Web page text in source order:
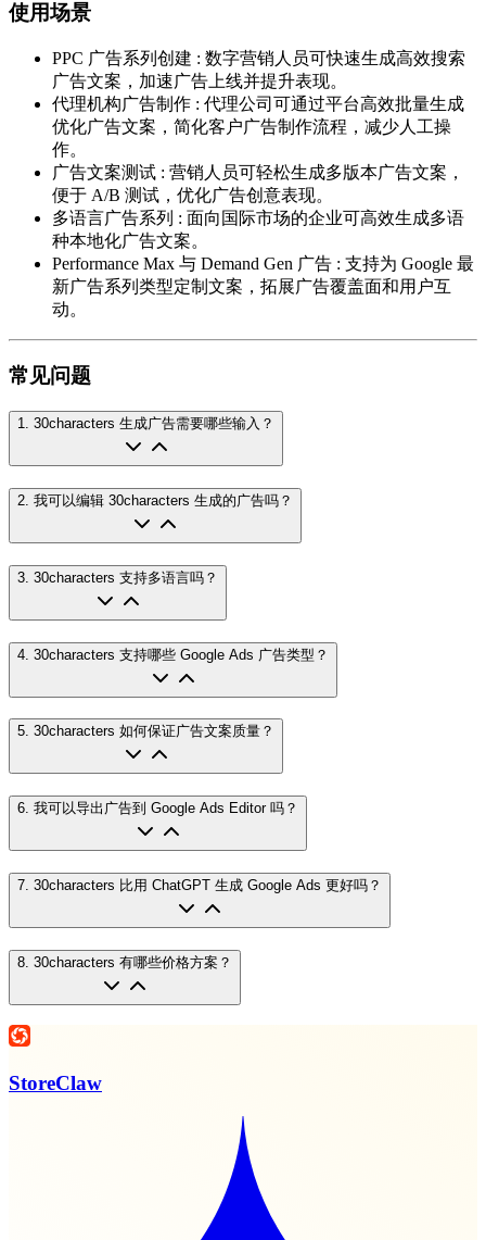
使用场景
PPC 广告系列创建 : 数字营销人员可快速生成高效搜索
广告文案，加速广告上线并提升表现。
代理机构广告制作 : 代理公司可通过平台高效批量生成
优化广告文案，简化客户广告制作流程，减少人工操
作。
广告文案测试 : 营销人员可轻松生成多版本广告文案，
便于 A/B 测试，优化广告创意表现。
多语言广告系列 : 面向国际市场的企业可高效生成多语
种本地化广告文案。
Performance Max 与 Demand Gen 广告 : 支持为 Google 最
新广告系列类型定制文案，拓展广告覆盖面和用户互
动。
常见问题
1. 30characters 生成广告需要哪些输入？
2. 我可以编辑 30characters 生成的广告吗？
3 30characters 支持多语言吗？
4 30characters 支持哪些 Google Ads 广告类型？
5. 30characters 如何保证广告文案质量？
6. 我可以导出广告到 Google Ads Editor 吗？
7 30characters 比用 ChatGPT 生成 Google Ads 更好吗？
8 30characters 有哪些价格方案？
StoreClaw